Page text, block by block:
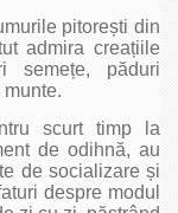
pitorești din
admira creațiile
semețe, păduri
scurt timp la
de odihnă, au
de socializare și
despre modul